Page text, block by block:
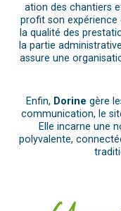
ation des chantiers
profit son expérience
la qualité des
la partie
assure une
Enfin, Dorine gère
communication, le
Elle incarne une
polyvalente,